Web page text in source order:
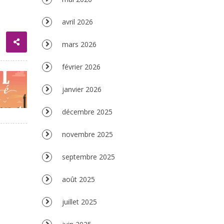
avril 2026
mars 2026
février 2026
janvier 2026
décembre 2025
novembre 2025
septembre 2025
août 2025
juillet 2025